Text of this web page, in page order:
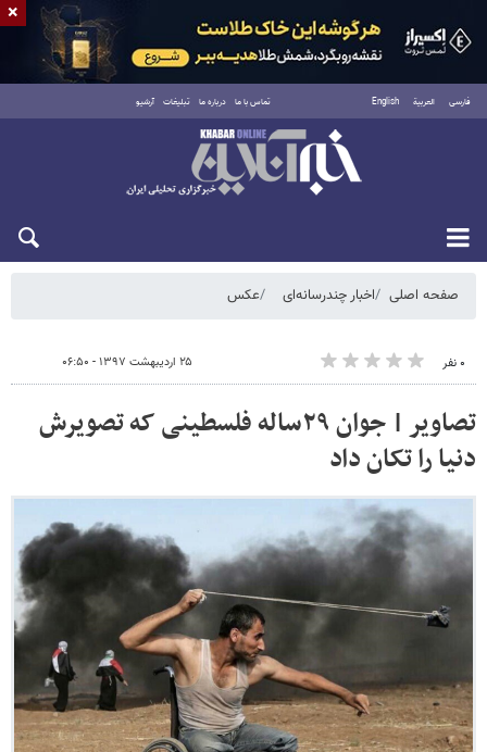
فارسی العربية English تماس با ما درباره ما تبلیغات آرشیو
شنبه ۱۷ مرداد ۱۴۰۵
صفحه اصلی اخبار چندرسانه‌ای عکس
۰ نفر ۲۵ اردیبهشت ۱۳۹۷ - ۰۶:۵۰
تصاویر | جوان ۲۹ساله فلسطینی که تصویرش
دنیا را تکان داد
×